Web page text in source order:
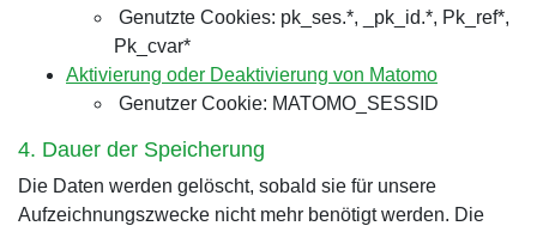
Genutzte Cookies: pk_ses.*, _pk_id.*, Pk_ref*,
Pk_cvar*
Aktivierung oder Deaktivierung von Matomo
Genutzer Cookie: MATOMO_SESSID
4. Dauer der Speicherung
Die Daten werden gelöscht, sobald sie für unsere
Aufzeichnungszwecke nicht mehr benötigt werden. Die